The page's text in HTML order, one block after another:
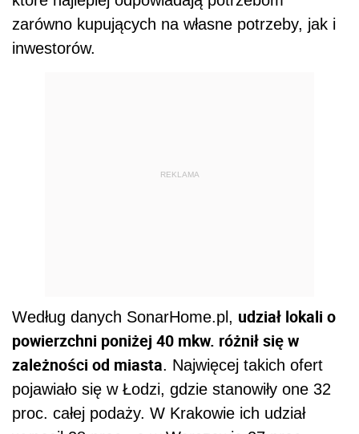
zarówno kupujących na własne potrzeby, jak i
inwestorów.
REKLAMA
Według danych SonarHome.pl, udział lokali o
powierzchni poniżej 40 mkw. różnił się w
zależności od miasta. Najwięcej takich ofert
pojawiało się w Łodzi, gdzie stanowiły one 32
proc. całej podaży. W Krakowie ich udział